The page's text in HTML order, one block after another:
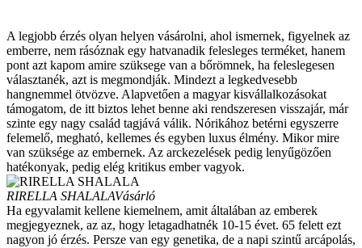
A legjobb érzés olyan helyen vásárolni, ahol ismernek, figyelnek az
emberre, nem rásóznak egy hatvanadik felesleges terméket, hanem
pont azt kapom amire szüksege van a bőrömnek, ha feleslegesen
választanék, azt is megmondják. Mindezt a legkedvesebb
hangnemmel ötvözve. Alapvetően a magyar kisvállalkozásokat
támogatom, de itt biztos lehet benne aki rendszeresen visszajár, már
szinte egy nagy család tagjává válik. Nórikához betérni egyszerre
felemelő, megható, kellemes és egyben luxus élmény. Mikor mire
van szüksége az embernek. Az arckezelések pedig lenyűgözően
hatékonyak, pedig elég kritikus ember vagyok.
RIRELLA SHALALAVásárló
Ha egyvalamit kellene kiemelnem, amit általában az emberek
megjegyeznek, az az, hogy letagadhatnék 10-15 évet. 65 felett ezt
nagyon jó érzés. Persze van egy genetika, de a napi szintű arcápolás,